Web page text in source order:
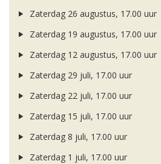
Zaterdag 26 augustus, 17.00 uur
Zaterdag 19 augustus, 17.00 uur
Zaterdag 12 augustus, 17.00 uur
Zaterdag 29 juli, 17.00 uur
Zaterdag 22 juli, 17.00 uur
Zaterdag 15 juli, 17.00 uur
Zaterdag 8 juli, 17.00 uur
Zaterdag 1 juli, 17.00 uur